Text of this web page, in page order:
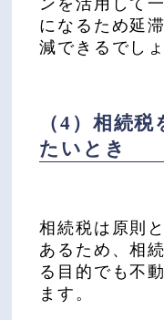
になるため延
減できるでしょ
（4）相続
たいとき
相続税は原則
あるため、相
る目的でも不
ます。